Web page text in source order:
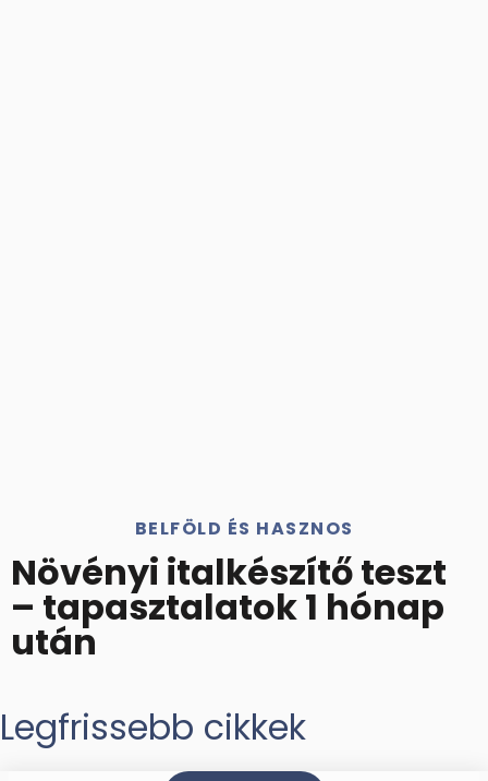
BELFÖLD ÉS HASZNOS
Növényi italkészítő teszt
– tapasztalatok 1 hónap
után
Legfrissebb cikkek